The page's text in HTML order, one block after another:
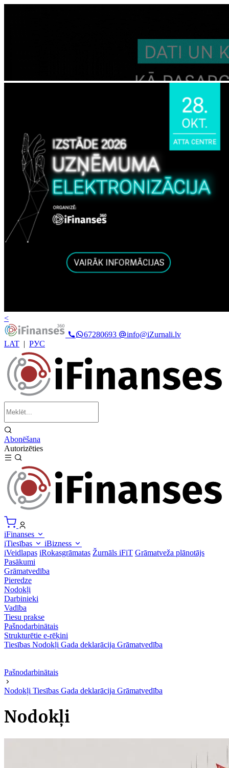
<
67280693
info@iZurnali.lv
LAT | РУС
Abonēšana
Autorizēties
iFinanses
iTiesības
iBizness
iVeidlapas iRokasgrāmatas Žurnāls iFiT Grāmatveža plānotājs
Pasākumi
Grāmatvedība
Pieredze
Nodokļi
Darbinieki
Vadība
Tiesu prakse
Pašnodarbinātais
Strukturētie e-rēķini
Tiesības Nodokļi Gada deklarācija Grāmatvedība
Pašnodarbinātais
Nodokļi Tiesības Gada deklarācija Grāmatvedība
Nodokļi